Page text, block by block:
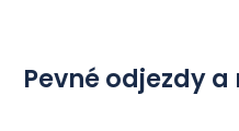
Pevné odjezdy